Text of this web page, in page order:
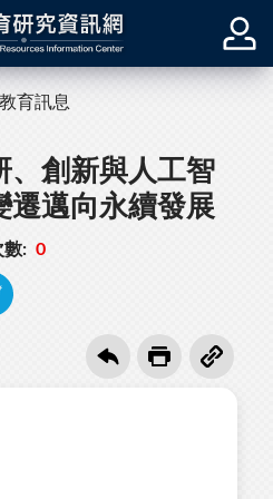
教育訊息
、創新與人工智
遷邁向永續發展
數: 0